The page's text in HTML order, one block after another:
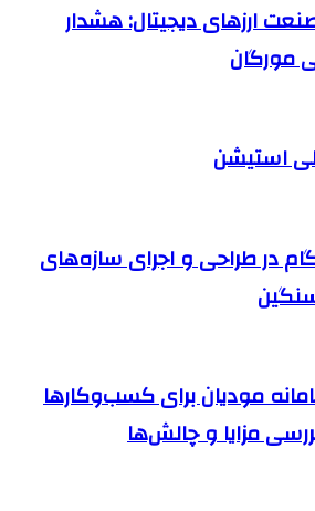
ارزهای دیجیتال: هشدار
مورگان
استیشن
در طراحی و اجرای سازه‌های
مودیان برای کسب‌وکارها
مزایا و چالش‌ها